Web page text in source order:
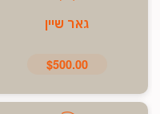
גאר שיין
$500.00